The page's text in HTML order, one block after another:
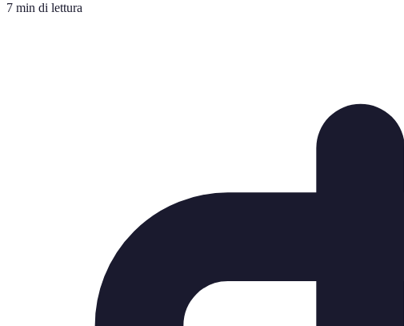
7 min di lettura